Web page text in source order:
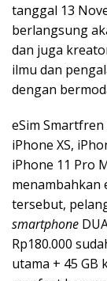
tanggal 13
berlangsung
dan juga
ilmu dan
dengan
eSim
iPhone XS,
iPhone 11 Pro
menambahkan
tersebut,
smartphone
Rp180.000
utama + 45 GB